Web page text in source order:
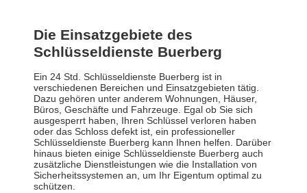
Die Einsatzgebiete des
Schlüsseldienste Buerberg
Ein 24 Std. Schlüsseldienste Buerberg ist in
verschiedenen Bereichen und Einsatzgebieten tätig.
Dazu gehören unter anderem Wohnungen, Häuser,
Büros, Geschäfte und Fahrzeuge. Egal ob Sie sich
ausgesperrt haben, Ihren Schlüssel verloren haben
oder das Schloss defekt ist, ein professioneller
Schlüsseldienste Buerberg kann Ihnen helfen. Darüber
hinaus bieten einige Schlüsseldienste Buerberg auch
zusätzliche Dienstleistungen wie die Installation von
Sicherheitssystemen an, um Ihr Eigentum optimal zu
schützen.